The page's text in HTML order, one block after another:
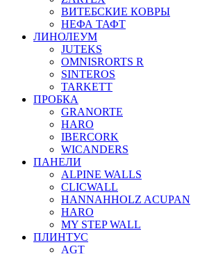
ВИТЕБСКИЕ КОВРЫ
НЕФА ТАФТ
ЛИНОЛЕУМ
JUTEKS
OMNISRORTS R
SINTEROS
TARKETT
ПРОБКА
GRANORTE
HARO
IBERCORK
WICANDERS
ПАНЕЛИ
ALPINE WALLS
CLICWALL
HANNAHHOLZ ACUPAN
HARO
MY STEP WALL
ПЛИНТУС
AGT